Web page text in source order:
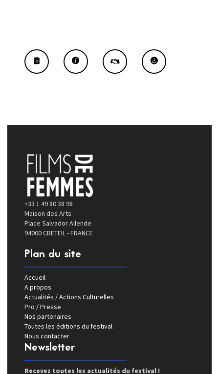
+33 1 49 80 38 98
Maison des Arts
Place Salvador Allende
94000 CRETEIL - FRANCE
Plan du site
Accueil
A propos
Actualités / Actions Culturelles
Pro / Presse
Nos partenaires
Toutes les éditions du festival
Nous contacter
Newsletter
Recevez toutes les actualités du festival !